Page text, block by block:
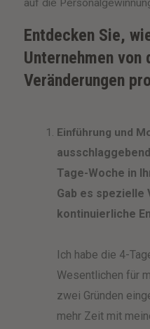
auf die
Entdecken Sie,
Unternehmen von
Veränderungen
Einführung und
Tage-Woche in
Gab es
kontinuierliche
Ich habe die 4-
Wesentlichen für
zwei Gründen
mehr Zeit mit